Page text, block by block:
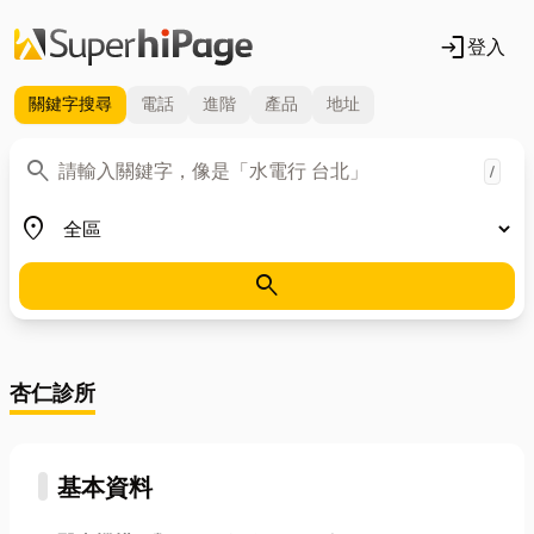
login登入
關鍵字搜尋 電話 進階 產品 地址
search
關鍵字 /
place
地區
search
杏仁診所
基本資料